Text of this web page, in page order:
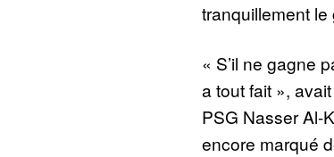
tranquillement
« S’il ne gagne
a tout fait »,
PSG Nasser Al-
encore marqué